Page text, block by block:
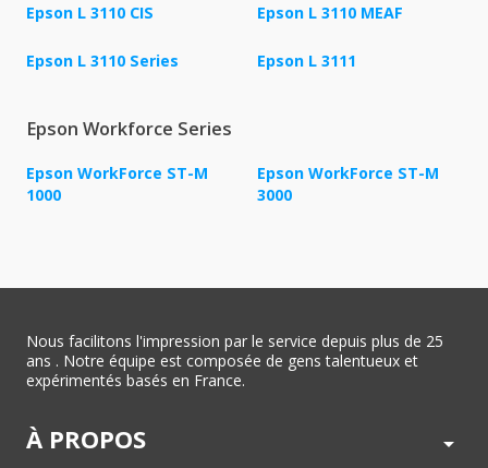
Epson L 3110 CIS Epson L 3110 MEAF
Epson L 3110 Series Epson L 3111
Epson Workforce Series
Epson WorkForce ST-M
1000
Epson WorkForce ST-M
3000
Nous facilitons l'impression par le service depuis plus de 25
ans . Notre équipe est composée de gens talentueux et
expérimentés basés en France.
À PROPOS arrow_drop_down